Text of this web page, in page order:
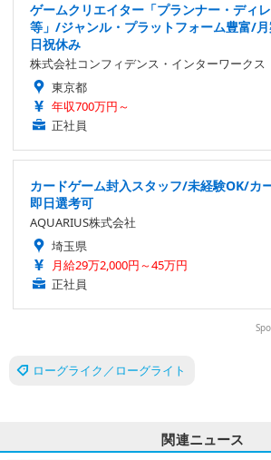
ゲームクリエイター「プランナー・ディ
等」/ジャンル・プラットフォーム豊富/
日祝休み
株式会社コンフィデンス・インターワークス
東京都
年収700万円～
正社員
カードゲーム封入スタッフ/未経験OK/カ
即日選考可
AQUARIUS株式会社
埼玉県
月給29万2,000円～45万円
正社員
ローグライク／ローグライト
関連ニュース